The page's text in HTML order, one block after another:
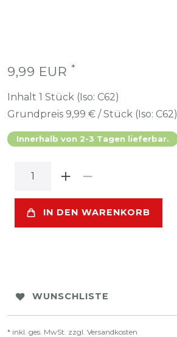
9,99 EUR *
Inhalt 1 Stück (Iso: C62)
Grundpreis 9,99 € / Stück (Iso: C62)
Innerhalb von 2-3 Tagen lieferbar.
IN DEN WARENKORB
WUNSCHLISTE
* inkl. ges. MwSt. zzgl. Versandkosten